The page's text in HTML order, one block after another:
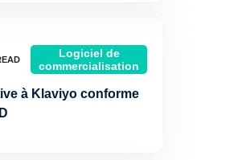
Logiciel de
commercialisation
à Klaviyo conforme